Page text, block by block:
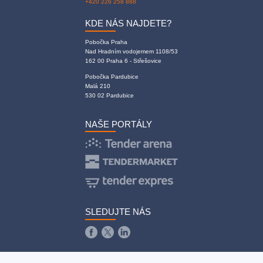
KDE NÁS NAJDETE?
Pobočka Praha
Nad Hradním vodojemem 1108/53
162 00 Praha 6 - Střešovice
Pobočka Pardubice
Malá 210
530 02 Pardubice
NAŠE PORTÁLY
SLEDUJTE NÁS